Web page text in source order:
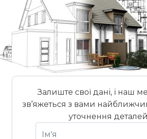
Залиште свої дані, і наш
зв’яжеться з вами
уточнення